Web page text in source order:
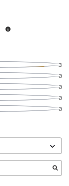
3
0
0
0
0